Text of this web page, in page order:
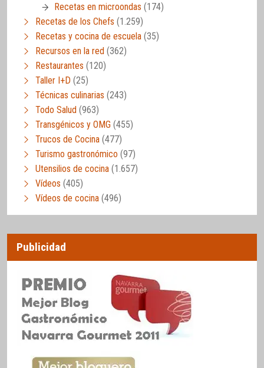
Recetas en microondas (174)
Recetas de los Chefs (1.259)
Recetas y cocina de escuela (35)
Recursos en la red (362)
Restaurantes (120)
Taller I+D (25)
Técnicas culinarias (243)
Todo Salud (963)
Transgénicos y OMG (455)
Trucos de Cocina (477)
Turismo gastronómico (97)
Utensilios de cocina (1.657)
Vídeos (405)
Vídeos de cocina (496)
Publicidad